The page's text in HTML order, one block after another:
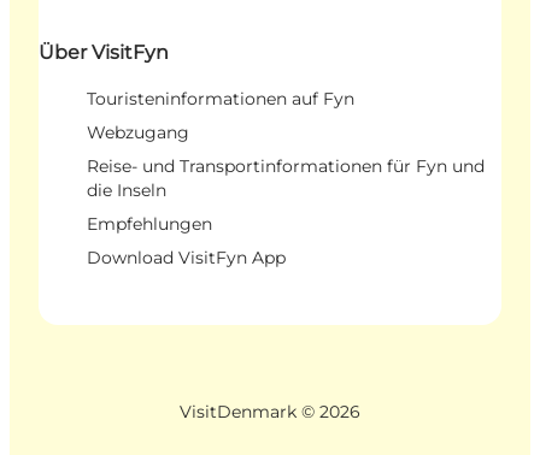
Über VisitFyn
Touristeninformationen auf Fyn
Webzugang
Reise- und Transportinformationen für Fyn und
die Inseln
Empfehlungen
Download VisitFyn App
VisitDenmark © 2026